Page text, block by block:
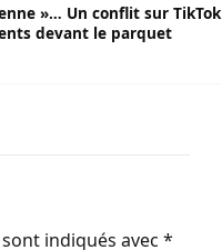
»… Un conflit sur TikTok
devant le parquet
indiqués avec *